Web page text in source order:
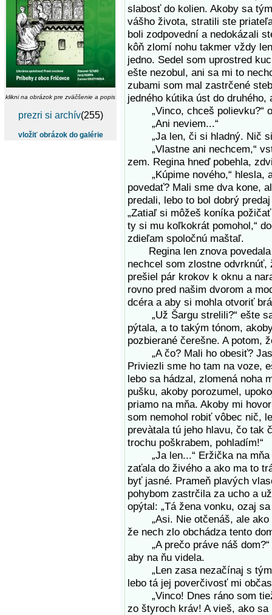
klikni na obrázok pre zväčšenie a popis
prezri si archív(255)
vložiť obrázok do galérie
slabosť do kolien. Akoby sa
vášho života, stratili ste
boli zodpovední a nedokázali
kôň zlomí nohu takmer vždy
jedno. Sedel som uprostred
ešte nezobul, ani sa mi to
zubami som mal zastrčené
jedného kútika úst do
„Vinco, chceš polievku?“
„Ani neviem...“
„Ja len, či si hladný. Nič si
„Vlastne ani nechcem,“
zem. Regina hneď pobehla,
„Kúpime nového,“ hlesla,
povedať? Mali sme dva kone,
predali, lebo to bol dobrý
„Zatiaľ si môžeš koníka
ty si mu koľkokrát pomohol,“
zdieľam spoločnú maštaľ.
Regina len znova povedala
nechcel som zlostne
prešiel pár krokov k oknu a
rovno pred našim dvorom a
dcéra a aby si mohla otvoriť
„Už Šargu strelili?“ ešte sa
pýtala, a to takým tónom,
pozbierané čerešne. A potom,
„A čo? Mali ho obesiť?
Priviezli sme ho tam na voze,
lebo sa hádzal, zlomená noha
pušku, akoby porozumel,
priamo na mňa. Akoby mi
som nemohol robiť vôbec nič,
prevàtala tú jeho hlavu, čo tak
trochu poškrabem, pohladím!“
„Ja len...“ Eržička na mňa
zaťala do živého a ako ma to
byť jasné. Prameň plavých
pohybom zastrčila za ucho a
opýtal: „Tá žena vonku, ozaj sa
„Asi. Nie otčenáš, ale ako
že nech zlo obchádza tento
„A prečo práve náš dom?“
aby na ňu videla.
„Len zasa nezačínaj s tým,
lebo tá jej poverčivosť mi
„Vinco! Dnes ráno som tiež
zo štyroch kráv! A vieš, ako